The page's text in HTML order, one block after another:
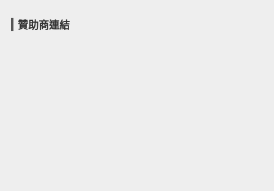
贊助商連結